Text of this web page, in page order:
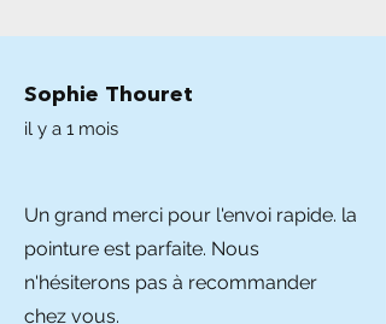
Sophie Thouret
il y a 1 mois
Un grand merci pour l'envoi rapide. la
pointure est parfaite. Nous
n'hésiterons pas à recommander
chez vous.